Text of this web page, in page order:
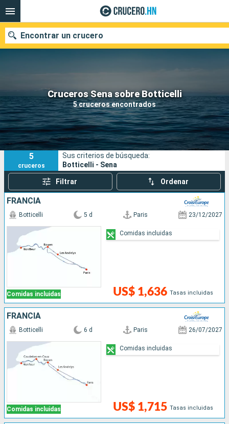
Cruceros Sena sobre Botticelli
5 cruceros encontrados
Encontrar un crucero
Nuestros destinos
Fecha de salida
Puertos Compañías
5
cruceros
Sus criterios de búsqueda:
Botticelli - Sena
Filtrar Ordenar
FRANCIA
Comidas incluidas
Botticelli 5 d Paris 23/12/2027
US$ 1,636 Tasas incluidas
Comidas incluidas
FRANCIA
Comidas incluidas
Botticelli 6 d Paris 26/07/2027
US$ 1,715 Tasas incluidas
Comidas incluidas